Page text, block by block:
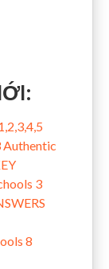
Authentic
3
8